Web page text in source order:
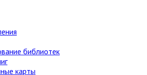
библиотек
карты